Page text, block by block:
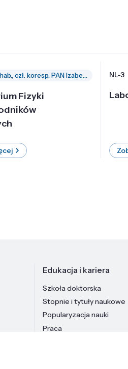
prof. dr hab., czł. koresp. PAN Izabella Grzegory
Fizyki
NL-3
Edukacja i kariera
Szkoła doktorska
Stopnie i tytuły naukowe
Popularyzacja nauki
Praca